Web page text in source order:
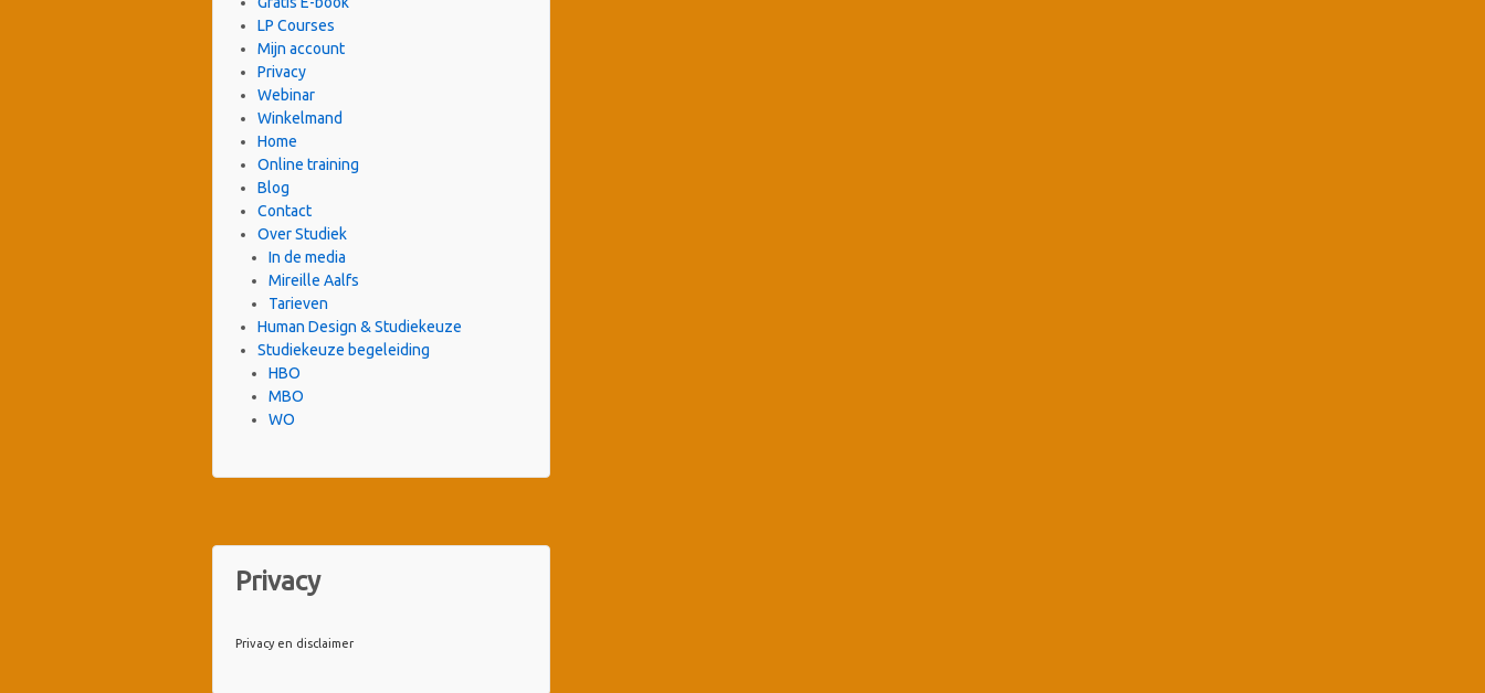
LP Courses
Mijn account
Privacy
Webinar
Winkelmand
Home
Online training
Blog
Contact
Over Studiek
In de media
Mireille Aalfs
Tarieven
Human Design & Studiekeuze
Studiekeuze begeleiding
HBO
MBO
WO
Privacy
Privacy en disclaimer